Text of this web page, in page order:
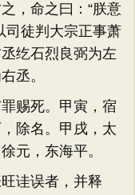
，命之曰：“朕意
司徒判大宗正事萧
纥石烈良弼为左
丞。
赐死。甲寅，宿
除名。甲戌，太
元，东海平。
诖误者，并释